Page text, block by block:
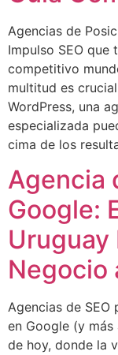
Agencias de
Impulso SEO que
competitivo
multitud es
WordPress, una
especializada
cima de los
Agencia
Google:
Uruguay
Negocio
Agencias de SEO
en Google (y
de hoy, donde la